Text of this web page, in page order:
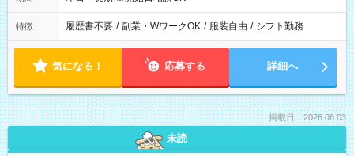
特徴 履歴書不要 / 副業・WワークOK / 服装自由 / シフト勤務
気になる！ 応募する 詳細へ
掲載日：2026.08.03
未読